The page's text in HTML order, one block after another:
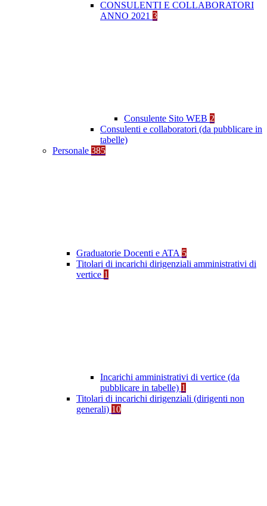
CONSULENTI E COLLABORATORI
ANNO 2021 3
Consulente Sito WEB 2
Consulenti e collaboratori (da pubblicare in
tabelle)
Personale 385
Graduatorie Docenti e ATA 5
Titolari di incarichi dirigenziali amministrativi di
vertice 1
Incarichi amministrativi di vertice (da
pubblicare in tabelle) 1
Titolari di incarichi dirigenziali (dirigenti non
generali) 10